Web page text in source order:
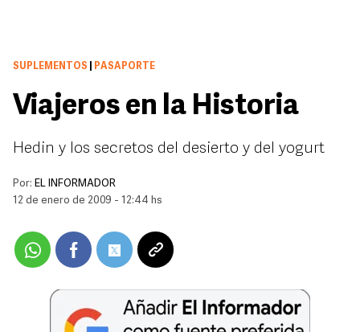
SUPLEMENTOS PASAPORTE
Viajeros en la Historia
Hedin y los secretos del desierto y del yogurt
Por: EL INFORMADOR
12 de enero de 2009 - 12:44 hs